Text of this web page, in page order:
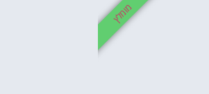
מומלץ